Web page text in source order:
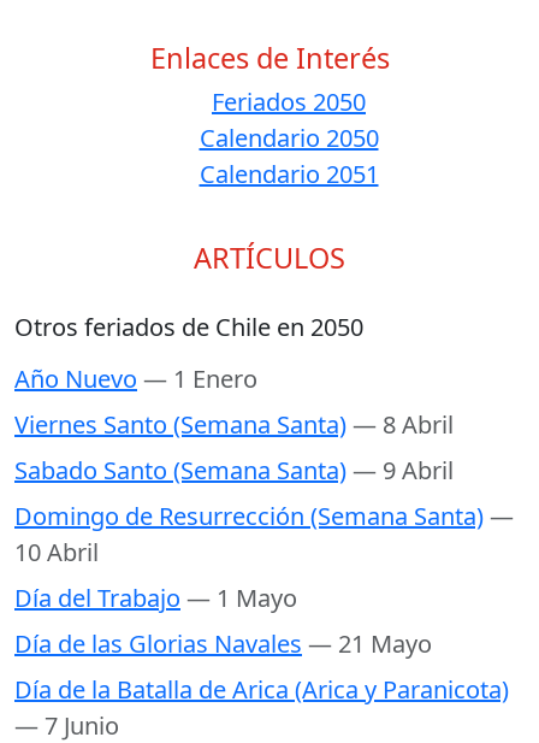
Enlaces de Interés
Feriados 2050
Calendario 2050
Calendario 2051
ARTÍCULOS
Otros feriados de Chile en 2050
Año Nuevo — 1 Enero
Viernes Santo (Semana Santa)— 8 Abril
Sabado Santo (Semana Santa)— 9 Abril
Domingo de Resurrección (Semana Santa)—
10 Abril
Día del Trabajo — 1 Mayo
Día de las Glorias Navales — 21 Mayo
Día de la Batalla de Arica (Arica y Paranicota)
— 7 Junio